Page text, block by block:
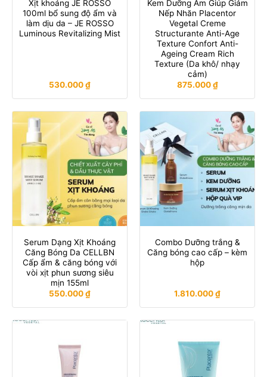
Xịt khoáng JE ROSSO
100ml bổ sung độ ẩm và
làm dịu da – JE ROSSO
Luminous Revitalizing Mist
530.000₫
Kem Dưỡng Ẩm Giúp Giảm
Nếp Nhăn Placentor
Vegetal Creme
Structurante Anti-Age
Texture Confort Anti-
Ageing Cream Rich
Texture (Da khô/ nhạy
cảm)
875.000₫
Serum Dạng Xịt Khoáng
Căng Bóng Da CELLBN
Cấp ẩm & căng bóng với
vòi xịt phun sương siêu
mịn 155ml
550.000₫
Combo Dưỡng trắng &
Căng bóng cao cấp – kèm
hộp
1.810.000₫